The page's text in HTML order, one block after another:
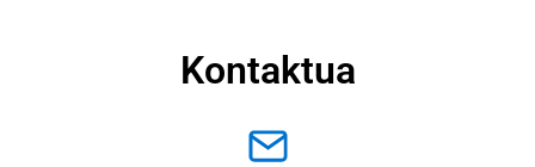
Kontaktua